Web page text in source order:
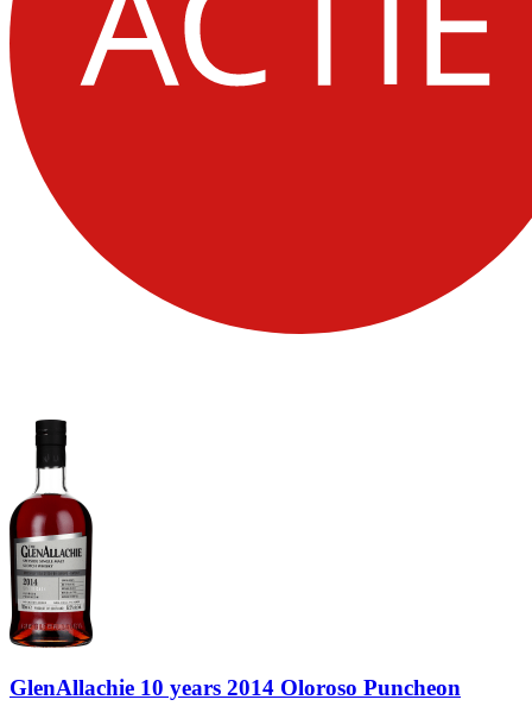
GlenAllachie 10 years 2014 Oloroso Puncheon